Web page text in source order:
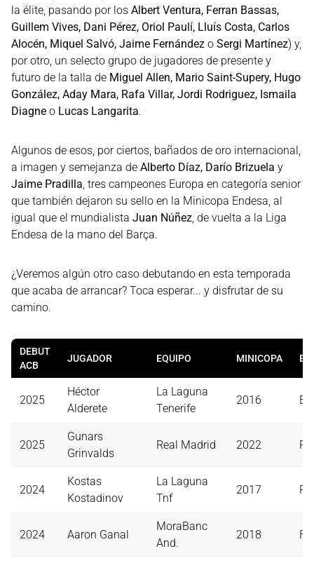
la élite, pasando por los Albert Ventura, Ferran Bassas,
Guillem Vives, Dani Pérez, Oriol Paulí, Lluís Costa, Carlos
Alocén, Miquel Salvó, Jaime Fernández o Sergi Martínez) y,
por otro, un selecto grupo de jugadores de presente y
futuro de la talla de Miguel Allen, Mario Saint-Supery, Hugo
González, Aday Mara, Rafa Villar, Jordi Rodriguez, Ismaila
Diagne o Lucas Langarita.
Algunos de esos, por ciertos, bañados de oro internacional,
a imagen y semejanza de Alberto Díaz, Darío Brizuela y
Jaime Pradilla, tres campeones Europa en categoría senior
que también dejaron su sello en la Minicopa Endesa, al
igual que el mundialista Juan Núñez, de vuelta a la Liga
Endesa de la mano del Barça.
¿Veremos algún otro caso debutando en esta temporada
que acaba de arrancar? Toca esperar... y disfrutar de su
camino.
DEBUT
ACB
JUGADOR EQUIPO MINICOPA
2025
Héctor
Alderete
La Laguna
Tenerife
2016
2025
Gunars
Grinvalds
Real Madrid 2022
2024
Kostas
Kostadinov
La Laguna
Tnf
2017
2024 Aaron Ganal
MoraBanc
And.
2018